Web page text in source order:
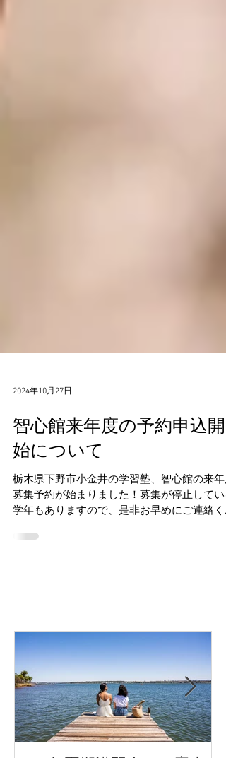
2024年10月27日
智心館来年度の予約申込開
始について
栃木県下野市小金井の学習塾、智心館の来年
さい。